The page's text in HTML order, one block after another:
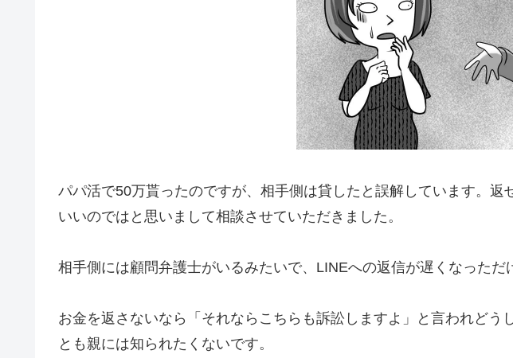
パパ活で50万貰ったのですが、相手側は貸したと誤解しています。
いいのではと思いまして相談させていただきました。
相手側には顧問弁護士がいるみたいで、LINEへの返信が遅くなった
お金を返さないなら「それならこちらも訴訟しますよ」と言われど
とも親には知られたくないです。